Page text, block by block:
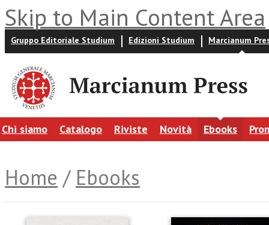
Skip to Main Content Area
Gruppo Editoriale Studium Edizioni Studium Marcianum
Chi siamo Catalogo Riviste Novità Ebooks
Home / Ebooks